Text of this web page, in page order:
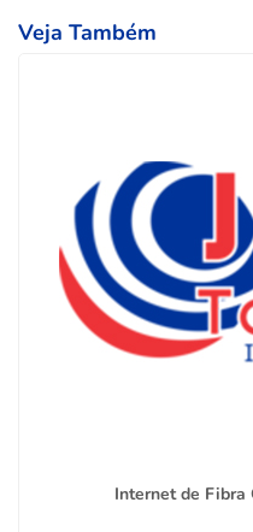
Veja Também
Internet de Fibra